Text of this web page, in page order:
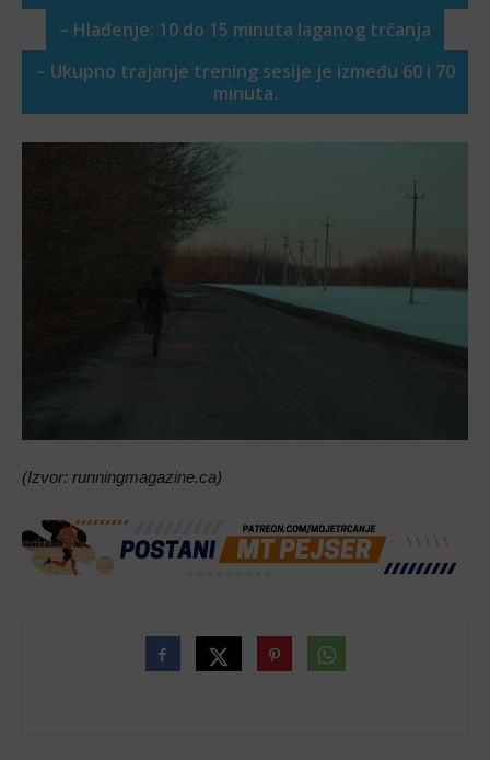
– Hlađenje: 10 do 15 minuta laganog trčanja
– Ukupno trajanje trening sesije je između 60 i 70
minuta.
(Izvor: runningmagazine.ca)